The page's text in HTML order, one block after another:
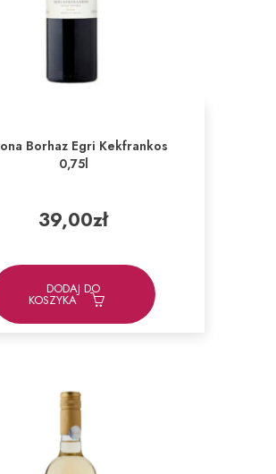
Borhaz Egri Kekfrankos
0,75l
39,00zł
DODAJ DO
KOSZYKA